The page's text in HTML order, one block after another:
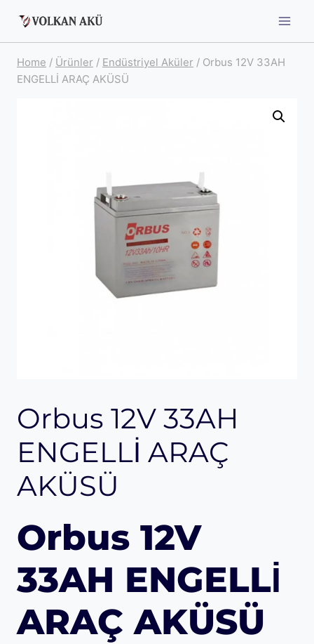
contentHome / Ürünler / Endüstriyel Aküler / Orbus 12V 33AH
ENGELLİ ARAÇ AKÜSÜ
Orbus 12V 33AH
ENGELLİ ARAÇ
AKÜSÜ
Orbus 12V
33AH ENGELLİ
ARAÇ AKÜSÜ